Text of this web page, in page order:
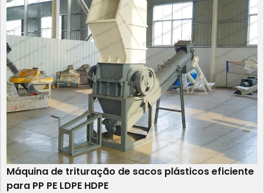
Máquina de trituração de sacos plásticos eficiente
para PP PE LDPE HDPE